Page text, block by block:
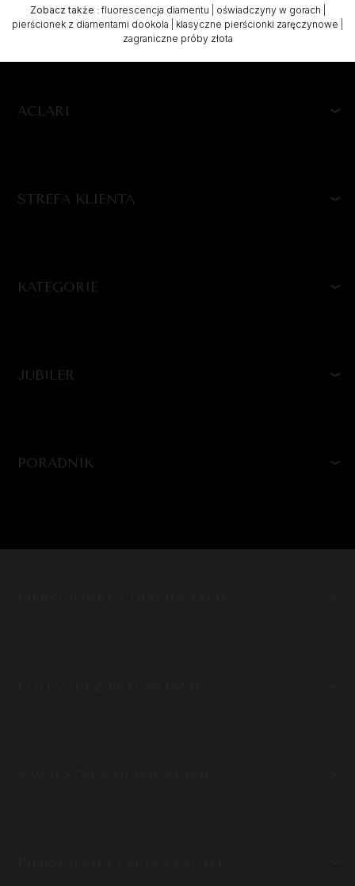
Zobacz także :fluorescencja diamentu oświadczyny w gorach
pierścionek z diamentami dookola
klasyczne pierścionki zaręczynowe
zagraniczne próby złota
ACLARI
STREFA KLIENTA
KATEGORIE
JUBILER
PORADNIK